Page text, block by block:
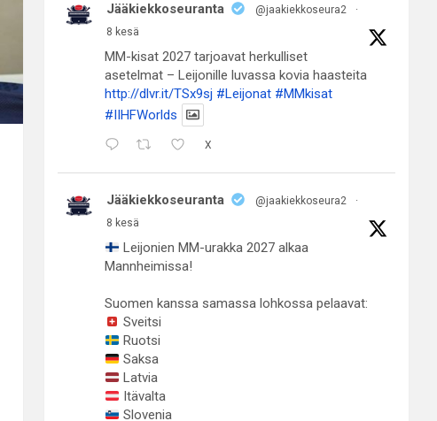
Jääkiekkoseuranta @jaakiekkoseura2
·
8 kesä
MM-kisat 2027 tarjoavat herkulliset
asetelmat – Leijonille luvassa kovia haasteita
http://dlvr.it/TSx9sj #Leijonat #MMkisat
#IIHFWorlds
X
Jääkiekkoseuranta @jaakiekkoseura2
·
8 kesä
Leijonien MM-urakka 2027 alkaa
Mannheimissa!
Suomen kanssa samassa lohkossa pelaavat:
Sveitsi
Ruotsi
Saksa
Latvia
Itävalta
Slovenia